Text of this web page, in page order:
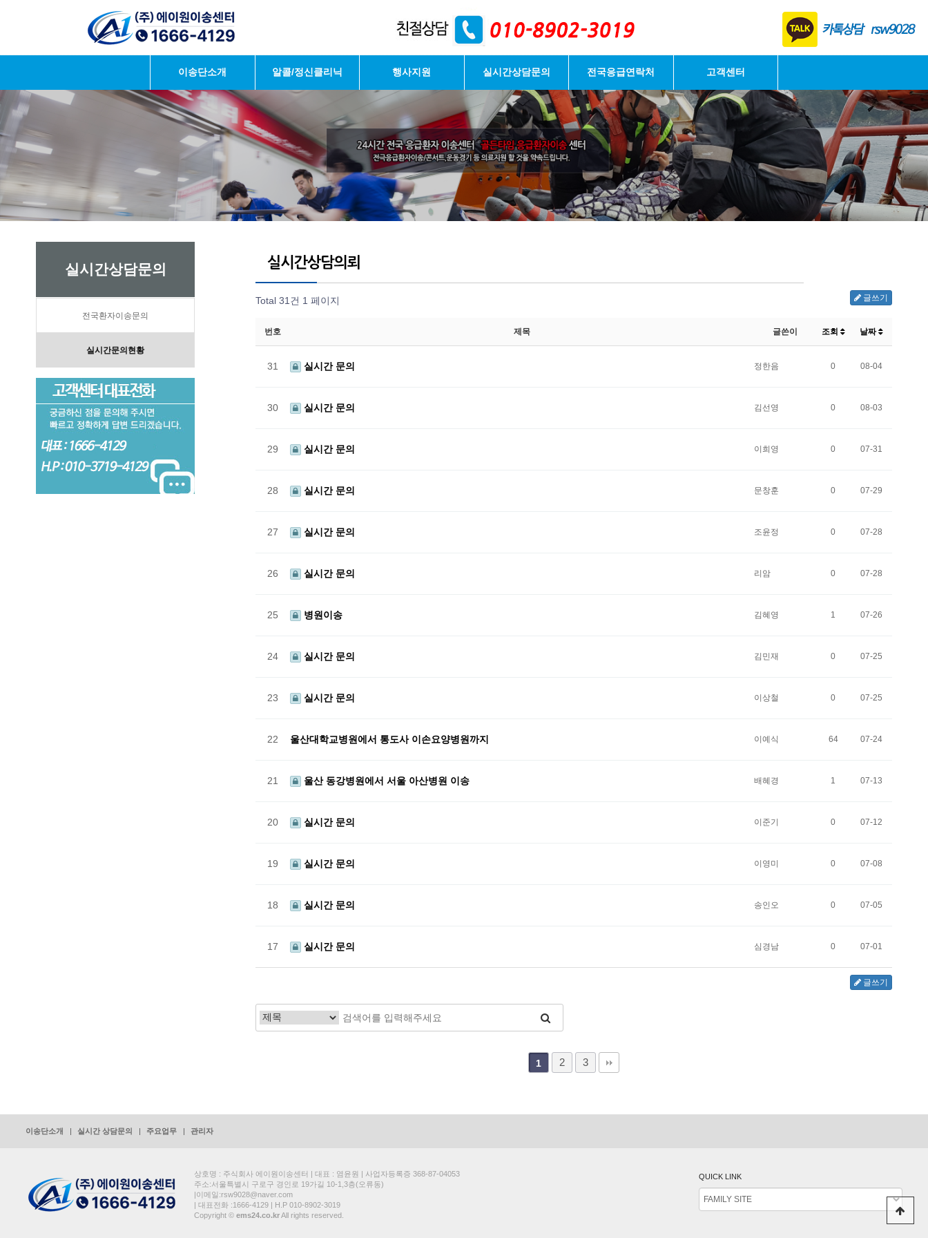
이송단소개 알콜/정신클리닉 행사지원 실시간상담문의 전국응급연락처 고객센터
실시간상담문의
전국환자이송문의
실시간문의현황
Total 31건 1 페이지 글쓰기
번호 제목 글쓴이 조회 날짜
31 실시간 문의 정한음 0 08-04
30 실시간 문의 김선영 0 08-03
29 실시간 문의 이희영 0 07-31
28 실시간 문의 문창훈 0 07-29
27 실시간 문의 조윤정 0 07-28
26 실시간 문의 리암 0 07-28
25 병원이송 김혜영 1 07-26
24 실시간 문의 김민재 0 07-25
23 실시간 문의 이상철 0 07-25
22 울산대학교병원에서 통도사 이손요양병원까지 이예식 64 07-24
21 울산 동강병원에서 서울 아산병원 이송 배혜경 1 07-13
20 실시간 문의 이준기 0 07-12
19 실시간 문의 이영미 0 07-08
18 실시간 문의 송인오 0 07-05
17 실시간 문의 심경남 0 07-01
글쓰기
1 2 3
이송단소개 실시간 상담문의 주요업무 관리자
상호명 : 주식회사 에이원이송센터 | 대표 : 염윤원 | 사업자등록증 368-87-04053
주소:서울특별시 구로구 경인로 19가길 10-1,3층(오류동)
|이메일:rsw9028@naver.com
| 대표전화 :1666-4129 | H.P 010-8902-3019
Copyright © ems24.co.krAll rights reserved.
QUICK LINK